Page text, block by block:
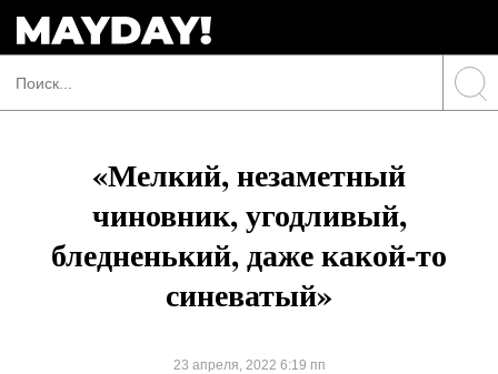
«Мелкий, незаметный
чиновник, угодливый,
бледненький, даже какой-то
синеватый»
23 апреля, 2022 6:19 пп